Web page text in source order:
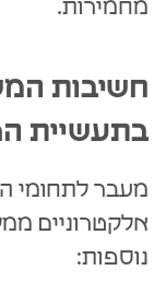
מחמירות.
חשיבות
בתעשיית
מעבר לתחומי
אלקטרוניים
נוספות: